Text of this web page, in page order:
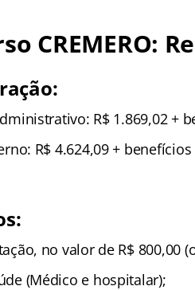
CREMERO:
R$ 1.869,02 +
R$ 4.624,09 + benefícios
no valor de R$ 800,00
(Médico e hospitalar);